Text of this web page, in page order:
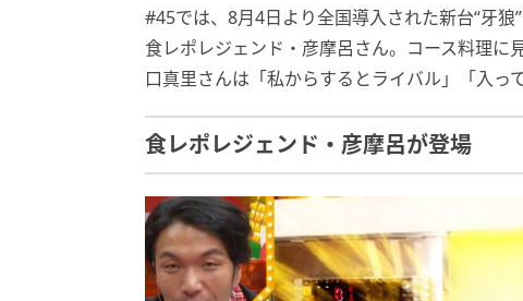
#45では、8月4日より全国導入された新台“牙狼
食レポレジェンド・彦摩呂さん。コース料理に
口真里さんは「私からするとライバル」「入っ
食レポレジェンド・彦摩呂が登場